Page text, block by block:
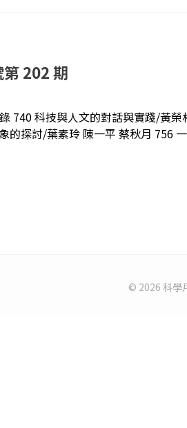
202 期
740 科技與人文的對話與實踐/黃
探討/葉素玲 陳一平 蔡秋月 756
© 2026 科學